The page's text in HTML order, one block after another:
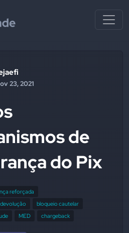
23, 2021
de
do Pix
reforçada
bloqueio cautelar
MED chargeback